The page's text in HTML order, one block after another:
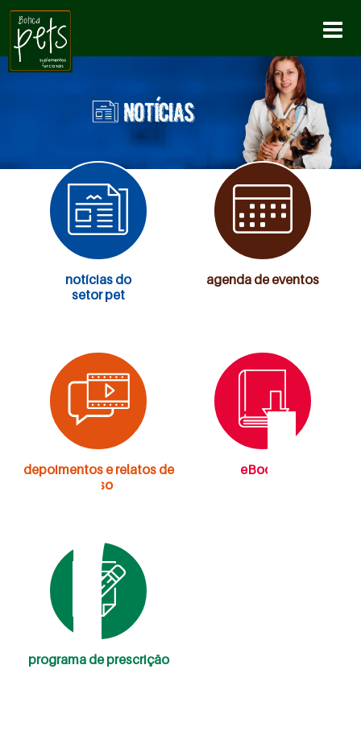
notícias do
setor pet
agenda de eventos
depoimentos e relatos de
caso
eBooks
programa de prescrição